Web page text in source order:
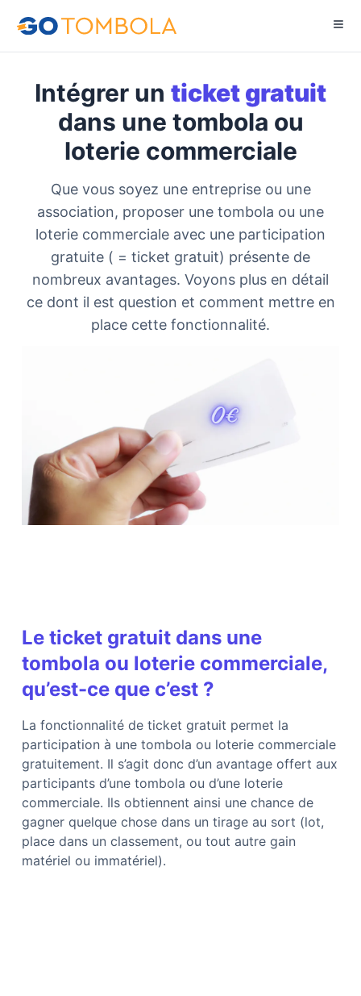
Intégrer un ticket gratuit
dans une tombola ou
loterie commerciale
Que vous soyez une entreprise ou une
association, proposer une tombola ou une
loterie commerciale avec une participation
gratuite ( = ticket gratuit) présente de
nombreux avantages. Voyons plus en détail
ce dont il est question et comment mettre en
place cette fonctionnalité.
Le ticket gratuit dans une
tombola ou loterie commerciale,
qu’est-ce que c’est ?
La fonctionnalité de ticket gratuit permet la
participation à une tombola ou loterie commerciale
gratuitement. Il s’agit donc d’un avantage offert aux
participants d’une tombola ou d’une loterie
commerciale. Ils obtiennent ainsi une chance de
gagner quelque chose dans un tirage au sort (lot,
place dans un classement, ou tout autre gain
matériel ou immatériel).